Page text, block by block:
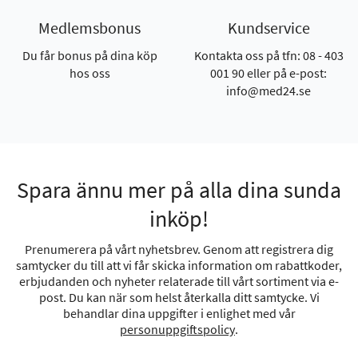
Medlemsbonus
Du får bonus på dina köp
hos oss
Kundservice
Kontakta oss på tfn: 08 - 403
001 90 eller på e-post:
info@med24.se
Spara ännu mer på alla dina sunda
inköp!
Prenumerera på vårt nyhetsbrev. Genom att registrera dig
samtycker du till att vi får skicka information om rabattkoder,
erbjudanden och nyheter relaterade till vårt sortiment via e-
post. Du kan när som helst återkalla ditt samtycke. Vi
behandlar dina uppgifter i enlighet med vår
personuppgiftspolicy.